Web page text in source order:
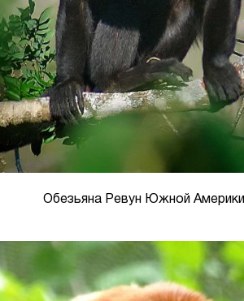
Обезьяна Ревун Южной Америки